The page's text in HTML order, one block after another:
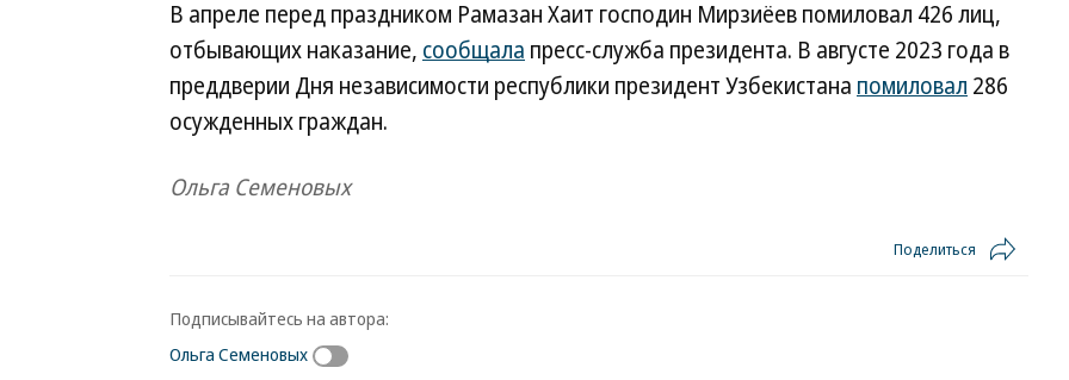
В апреле перед праздником Рамазан Хаит господин Мирзиёев помиловал 426 лиц,
отбывающих наказание, сообщала пресс-служба президента. В августе 2023 года в
преддверии Дня независимости республики президент Узбекистана помиловал 286
осужденных граждан.
Ольга Семеновых
Поделиться
Подписывайтесь на автора:
Ольга Семеновых